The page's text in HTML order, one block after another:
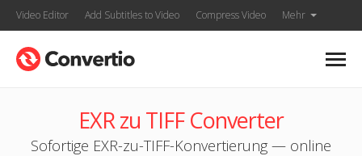
Video Editor Add Subtitles to Video Compress Video Mehr
EXR zu TIFF Converter
Sofortige EXR-zu-TIFF-Konvertierung — online